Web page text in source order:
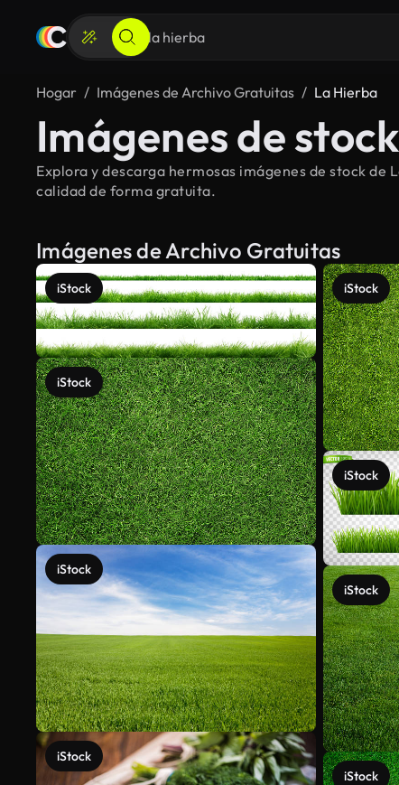
Hogar Imágenes de Archivo Gratuitas La Hierba
Imágenes de
Explora y descarga hermosas imágenes de stock
calidad de forma gratuita.
Imágenes de Archivo Gratuitas
iStock
iStock
iStock
iStock
iStock
iStock
iStock
iStock